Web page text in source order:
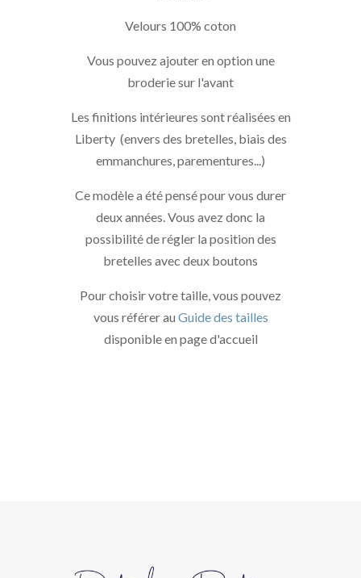
Velours 100% coton
Vous pouvez ajouter en option une
broderie sur l'avant
Les finitions intérieures sont réalisées en
Liberty (envers des bretelles, biais des
emmanchures, parementures...)
Ce modèle a été pensé pour vous durer
deux années. Vous avez donc la
possibilité de régler la position des
bretelles avec deux boutons
Pour choisir votre taille, vous pouvez
vous référer au Guide des tailles
disponible en page d'accueil